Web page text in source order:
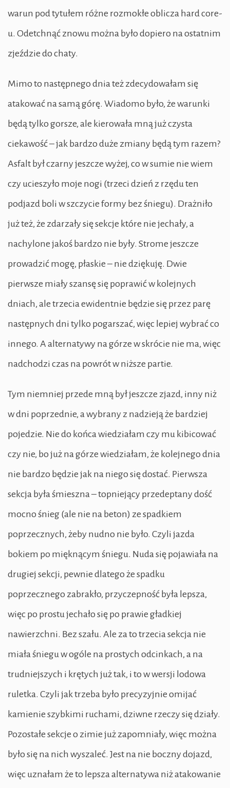
warun pod tytułem różne rozmokłe oblicza hard core-
u. Odetchnąć znowu można było dopiero na ostatnim
zjeździe do chaty.
Mimo to następnego dnia też zdecydowałam się
atakować na samą górę. Wiadomo było, że warunki
będą tylko gorsze, ale kierowała mną już czysta
ciekawość – jak bardzo duże zmiany będą tym razem?
Asfalt był czarny jeszcze wyżej, co w sumie nie wiem
czy ucieszyło moje nogi (trzeci dzień z rzędu ten
podjazd boli w szczycie formy bez śniegu). Drażniło
już też, że zdarzały się sekcje które nie jechały, a
nachylone jakoś bardzo nie były. Strome jeszcze
prowadzić mogę, płaskie – nie dziękuję. Dwie
pierwsze miały szansę się poprawić w kolejnych
dniach, ale trzecia ewidentnie będzie się przez parę
następnych dni tylko pogarszać, więc lepiej wybrać co
innego. A alternatywy na górze w skrócie nie ma, więc
nadchodzi czas na powrót w niższe partie.
Tym niemniej przede mną był jeszcze zjazd, inny niż
w dni poprzednie, a wybrany z nadzieją że bardziej
pojedzie. Nie do końca wiedziałam czy mu kibicować
czy nie, bo już na górze wiedziałam, że kolejnego dnia
nie bardzo będzie jak na niego się dostać. Pierwsza
sekcja była śmieszna – topniejący przedeptany dość
mocno śnieg (ale nie na beton) ze spadkiem
poprzecznych, żeby nudno nie było. Czyli jazda
bokiem po mięknącym śniegu. Nuda się pojawiała na
drugiej sekcji, pewnie dlatego że spadku
poprzecznego zabrakło, przyczepność była lepsza,
więc po prostu jechało się po prawie gładkiej
nawierzchni. Bez szału. Ale za to trzecia sekcja nie
miała śniegu w ogóle na prostych odcinkach, a na
trudniejszych i krętych już tak, i to w wersji lodowa
ruletka. Czyli jak trzeba było precyzyjnie omijać
kamienie szybkimi ruchami, dziwne rzeczy się działy.
Pozostałe sekcje o zimie już zapomniały, więc można
było się na nich wyszaleć. Jest na nie boczny dojazd,
więc uznałam że to lepsza alternatywa niż atakowanie